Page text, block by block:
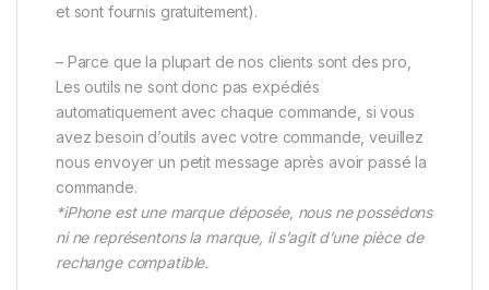
et sont fournis gratuitement).
– Parce que la plupart de nos clients sont des pro,
Les outils ne sont donc pas expédiés
automatiquement avec chaque commande, si vous
avez besoin d’outils avec votre commande, veuillez
nous envoyer un petit message après avoir passé la
commande.
*iPhone est une marque déposée, nous ne possédons
ni ne représentons la marque, il s’agit d’une pièce de
rechange compatible.